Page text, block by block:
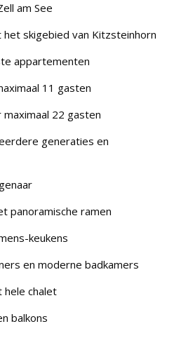
am See
skigebied van Kitzsteinhorn
appartementen
11 gasten
22 gasten
generaties en
panoramische ramen
keukens
en moderne badkamers
hele chalet
balkons